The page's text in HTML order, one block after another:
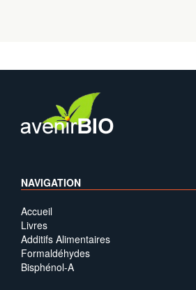
NAVIGATION
Accueil
Livres
Additifs Alimentaires
Formaldéhydes
Bisphénol-A